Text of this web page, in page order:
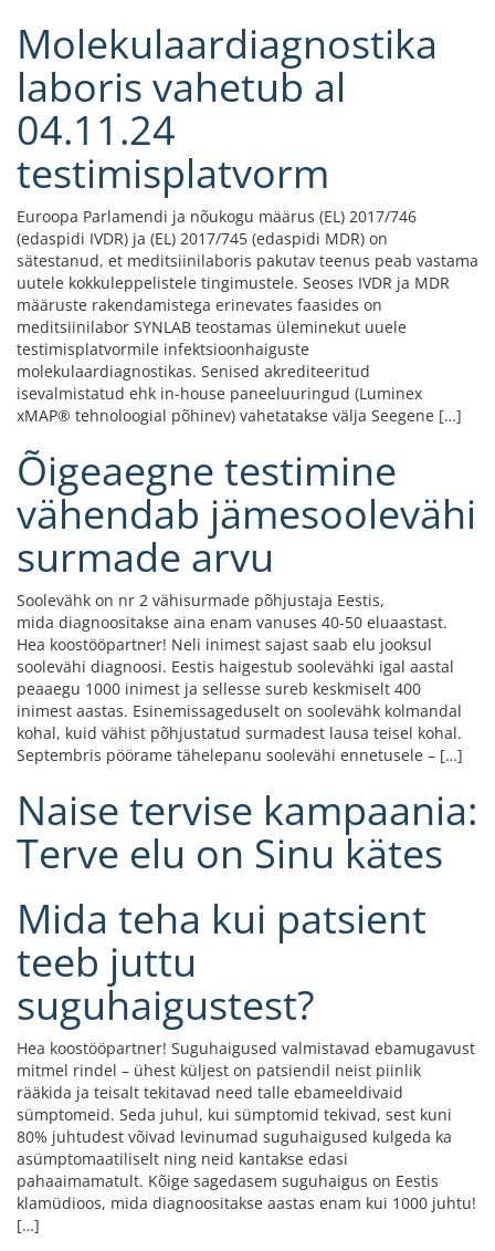
Molekulaardiagnostika
laboris vahetub al
04.11.24
testimisplatvorm
Euroopa Parlamendi ja nõukogu määrus (EL) 2017/746
(edaspidi IVDR) ja (EL) 2017/745 (edaspidi MDR) on
sätestanud, et meditsiinilaboris pakutav teenus peab vastama
uutele kokkuleppelistele tingimustele. Seoses IVDR ja MDR
määruste rakendamistega erinevates faasides on
meditsiinilabor SYNLAB teostamas üleminekut uuele
testimisplatvormile infektsioonhaiguste
molekulaardiagnostikas. Senised akrediteeritud
isevalmistatud ehk in-house paneeluuringud (Luminex
xMAP® tehnoloogial põhinev) vahetatakse välja Seegene […]
Õigeaegne testimine
vähendab jämesoolevähi
surmade arvu
Soolevähk on nr 2 vähisurmade põhjustaja Eestis,
mida diagnoositakse aina enam vanuses 40-50 eluaastast.
Hea koostööpartner! Neli inimest sajast saab elu jooksul
soolevähi diagnoosi. Eestis haigestub soolevähki igal aastal
peaaegu 1000 inimest ja sellesse sureb keskmiselt 400
inimest aastas. Esinemissageduselt on soolevähk kolmandal
kohal, kuid vähist põhjustatud surmadest lausa teisel kohal.
Septembris pöörame tähelepanu soolevähi ennetusele – […]
Naise tervise kampaania:
Terve elu on Sinu kätes
Mida teha kui patsient
teeb juttu
suguhaigustest?
Hea koostööpartner! Suguhaigused valmistavad ebamugavust
mitmel rindel – ühest küljest on patsiendil neist piinlik
rääkida ja teisalt tekitavad need talle ebameeldivaid
sümptomeid. Seda juhul, kui sümptomid tekivad, sest kuni
80% juhtudest võivad levinumad suguhaigused kulgeda ka
asümptomaatiliselt ning neid kantakse edasi
pahaaimamatult. Kõige sagedasem suguhaigus on Eestis
klamüdioos, mida diagnoositakse aastas enam kui 1000 juhtu!
[…]